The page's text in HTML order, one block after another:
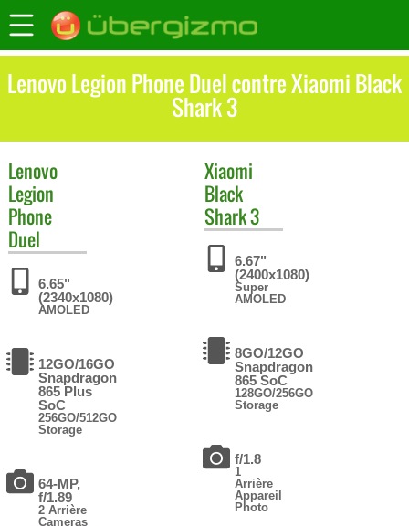
Lenovo Legion Phone Duel contre Xiaomi Black
Shark 3
Lenovo
Legion
Phone
Duel
6.65"
(2340x1080)
AMOLED
12GO/16GO
Snapdragon
865 Plus
SoC
256GO/512GO
Storage
64-MP,
f/1.89
2 Arrière
Cameras
Xiaomi
Black
Shark 3
6.67"
(2400x1080)
Super
AMOLED
8GO/12GO
Snapdragon
865 SoC
128GO/256GO
Storage
f/1.8
1
Arrière
Appareil
Photo